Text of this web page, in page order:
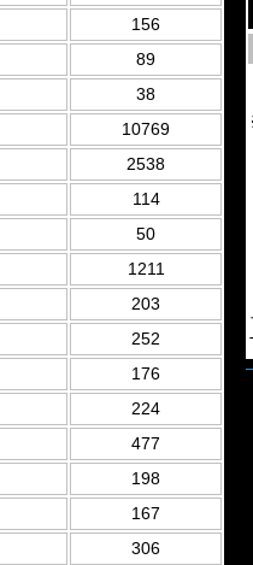
156
89
38
10769
2538
114
50
1211
203
252
176
224
477
198
167
306